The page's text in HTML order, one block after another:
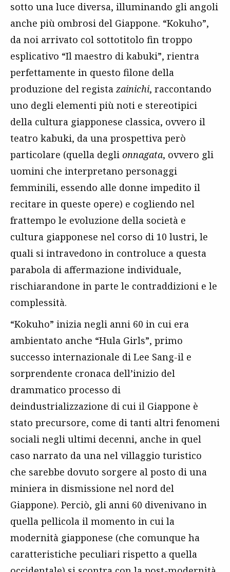
sotto una luce diversa, illuminando gli angoli
anche più ombrosi del Giappone. “Kokuho”,
da noi arrivato col sottotitolo fin troppo
esplicativo “Il maestro di kabuki”, rientra
perfettamente in questo filone della
produzione del regista zainichi, raccontando
uno degli elementi più noti e stereotipici
della cultura giapponese classica, ovvero il
teatro kabuki, da una prospettiva però
particolare (quella degli onnagata, ovvero gli
uomini che interpretano personaggi
femminili, essendo alle donne impedito il
recitare in queste opere) e cogliendo nel
frattempo le evoluzione della società e
cultura giapponese nel corso di 10 lustri, le
quali si intravedono in controluce a questa
parabola di affermazione individuale,
rischiarandone in parte le contraddizioni e le
complessità.
“Kokuho” inizia negli anni 60 in cui era
ambientato anche “Hula Girls”, primo
successo internazionale di Lee Sang-il e
sorprendente cronaca dell’inizio del
drammatico processo di
deindustrializzazione di cui il Giappone è
stato precursore, come di tanti altri fenomeni
sociali negli ultimi decenni, anche in quel
caso narrato da una nel villaggio turistico
che sarebbe dovuto sorgere al posto di una
miniera in dismissione nel nord del
Giappone). Perciò, gli anni 60 divenivano in
quella pellicola il momento in cui la
modernità giapponese (che comunque ha
caratteristiche peculiari rispetto a quella